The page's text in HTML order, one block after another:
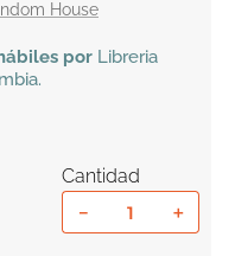
House
por Libreria
.
Cantidad
＋
－